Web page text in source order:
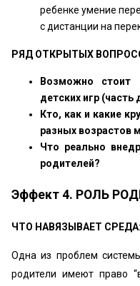
ребенке умение
с дистанции на
РЯД ОТКРЫТЫХ
Возможно стоит
детских игр
Кто, как и какие
разных возрастов
Что реально
родителей?
Эффект 4. РОЛЬ
ЧТО НАВЯЗЫВАЕТ СРЕДА:
Одна из проблем
родители имеют право